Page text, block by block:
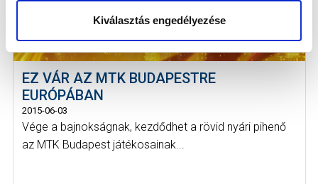
Kiválasztás engedélyezése
EZ VÁR AZ MTK BUDAPESTRE
EURÓPÁBAN
2015-06-03
Vége a bajnokságnak, kezdődhet a rövid nyári pihenő
az MTK Budapest játékosainak...